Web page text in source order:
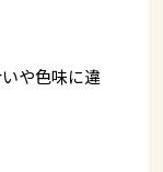
や色味に違